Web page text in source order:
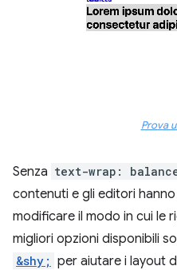
Prova
Senza text-wrap:
contenuti e gli editori hanno
modificare il modo in cui le
migliori opzioni disponibili
&shy; per aiutare i layout